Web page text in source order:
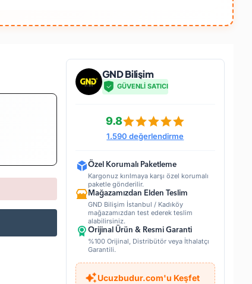
GND Bilişim
GÜVENLİ SATICI
9.8
1.590 değerlendirme
Özel Korumalı Paketleme
Kargonuz kırılmaya karşı özel korumalı
paketle gönderilir.
Mağazamızdan Elden Teslim
GND Bilişim İstanbul / Kadıköy
mağazamızdan test ederek teslim
alabilirsiniz.
Orijinal Ürün & Resmi Garanti
%100 Orijinal, Distribütör veya İthalatçı
Garantili.
Ucuzbudur.com'u Keşfet